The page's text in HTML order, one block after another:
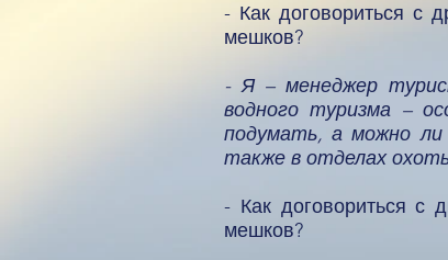
- Как договориться с
мешков?
- Я – менеджер
водного туризма –
подумать, а можно ли
также в отделах
- Как договориться с
мешков?